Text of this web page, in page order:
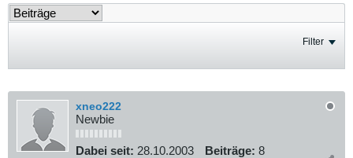
Filter
xneo222
Newbie
Dabei seit: 28.10.2003 Beiträge: 8